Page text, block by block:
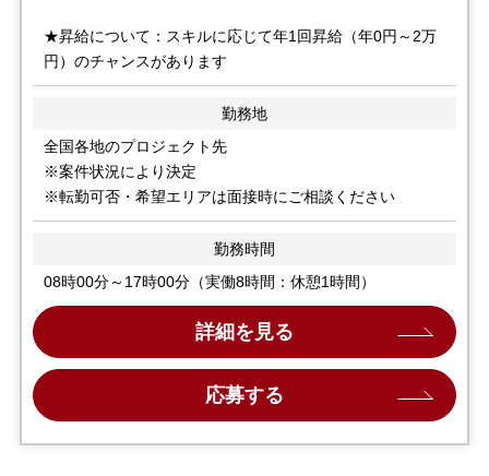
★昇給について：スキルに応じて年1回昇給（年0円～2万
円）のチャンスがあります
勤務地
全国各地のプロジェクト先
※案件状況により決定
※転勤可否・希望エリアは面接時にご相談ください
勤務時間
08時00分～17時00分（実働8時間：休憩1時間）
詳細を見る
応募する